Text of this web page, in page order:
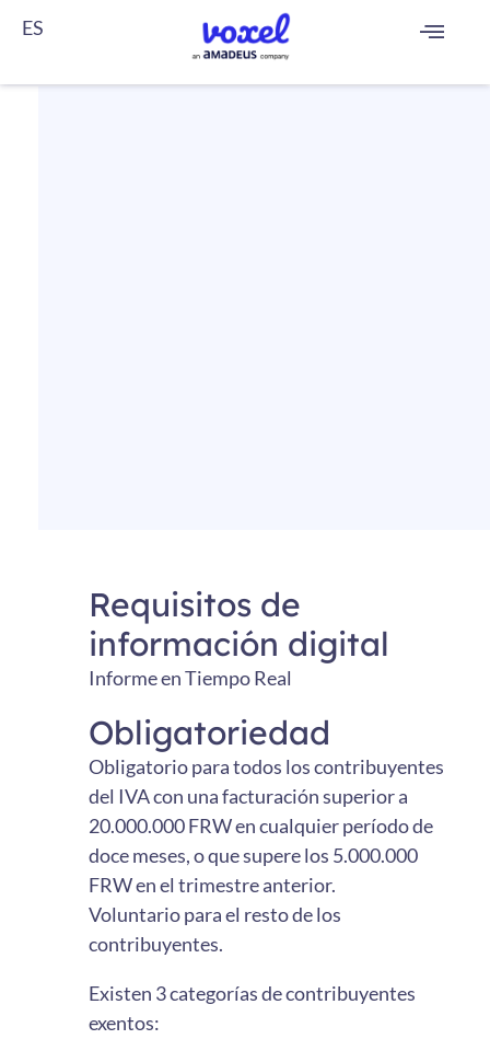
ES
FR
Requisitos de
información digital
Informe en Tiempo Real
Obligatoriedad
Obligatorio para todos los contribuyentes
del IVA con una facturación superior a
20.000.000 FRW en cualquier período de
doce meses, o que supere los 5.000.000
FRW en el trimestre anterior.
Voluntario para el resto de los
contribuyentes.
Existen 3 categorías de contribuyentes
exentos: